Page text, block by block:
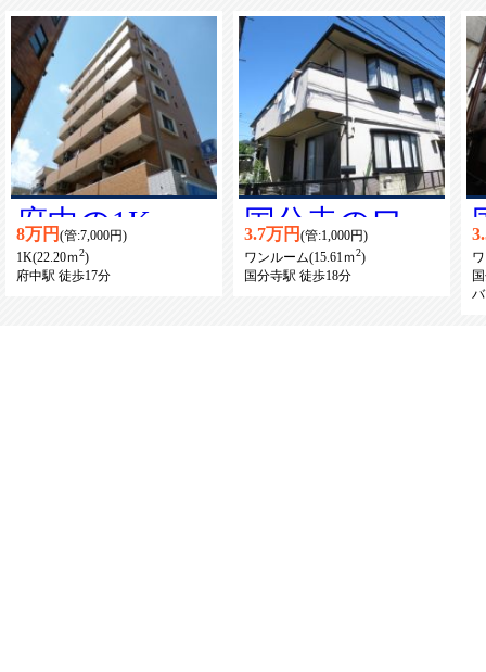
府中の1K賃
貸マンション
8万円 (管:7,000円)
1K(22.20ｍ2)
府中駅 徒歩17分
国分寺のワン
ルーム賃貸ア
3.7万円 (管:1,000円)
ワンルーム(15.61ｍ2)
国分寺駅 徒歩18分